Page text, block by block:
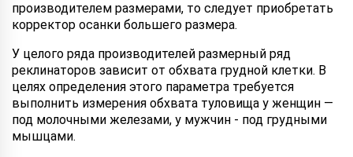
производителем размерами, то следует приобретать
корректор осанки большего размера.
У целого ряда производителей размерный ряд
реклинаторов зависит от обхвата грудной клетки. В
целях определения этого параметра требуется
выполнить измерения обхвата туловища у женщин —
под молочными железами, у мужчин - под грудными
мышцами.